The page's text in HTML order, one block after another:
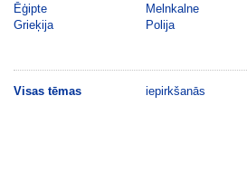
Ēģipte
Grieķija
Melnkalne
Polija
Visas tēmas iepirkšanās